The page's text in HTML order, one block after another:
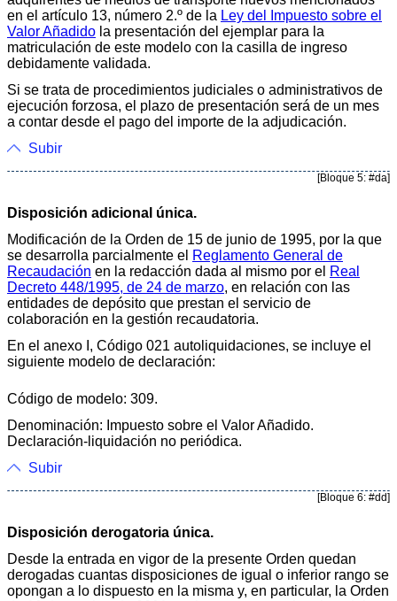
en el artículo 13, número 2.º de la Ley del Impuesto sobre el
Valor Añadido la presentación del ejemplar para la
matriculación de este modelo con la casilla de ingreso
debidamente validada.
Si se trata de procedimientos judiciales o administrativos de
ejecución forzosa, el plazo de presentación será de un mes
a contar desde el pago del importe de la adjudicación.
Subir
[Bloque 5: #da]
Disposición adicional única.
Modificación de la Orden de 15 de junio de 1995, por la que
se desarrolla parcialmente el Reglamento General de
Recaudación en la redacción dada al mismo por el Real
Decreto 448/1995, de 24 de marzo, en relación con las
entidades de depósito que prestan el servicio de
colaboración en la gestión recaudatoria.
En el anexo I, Código 021 autoliquidaciones, se incluye el
siguiente modelo de declaración:
Código de modelo: 309.
Denominación: Impuesto sobre el Valor Añadido.
Declaración-liquidación no periódica.
Subir
[Bloque 6: #dd]
Disposición derogatoria única.
Desde la entrada en vigor de la presente Orden quedan
derogadas cuantas disposiciones de igual o inferior rango se
opongan a lo dispuesto en la misma y, en particular, la Orden